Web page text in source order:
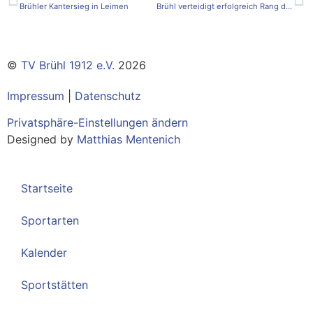
Brühler Kantersieg in Leimen Brühl verteidigt erfolgreich Rang drei
© TV Brühl 1912 e.V. 2026
Impressum
Datenschutz
Privatsphäre-Einstellungen ändern
Designed by Matthias Mentenich
Startseite
Sportarten
Kalender
Sportstätten